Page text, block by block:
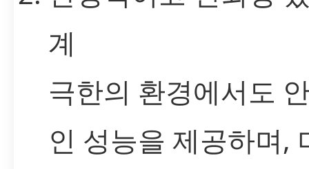
계
극한의 환경에서도
인 성능을 제공하며,